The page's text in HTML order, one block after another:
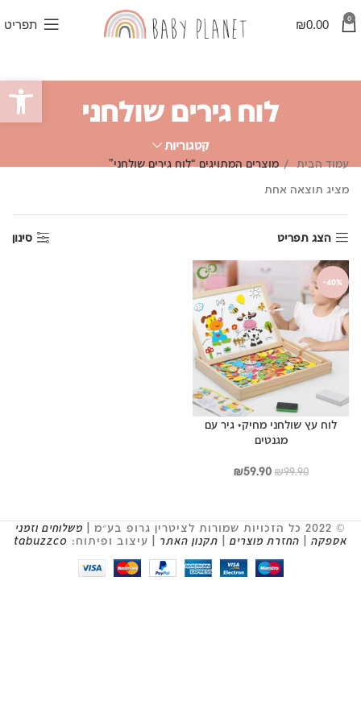
0
₪0.00 תפריט
לוח גירים שולחני
קטגוריות
עמוד הבית
מוצרים המתויגים “לוח גירים שולחני”
מציג תוצאה אחת
הצג תפריט סינון
-40%
לוח עץ שולחני מחיק+ גיר עם
מגנטים
₪99.90
המחיר₪59.90
המחיר
© 2022 כל הזכויות שמורות לציטרין גרופ בע״מ |
משלוחים וזמני
אספקה
החזרת מוצרים תקנון האתר | עיצוב ופיתוח: tabuzzco
פתח